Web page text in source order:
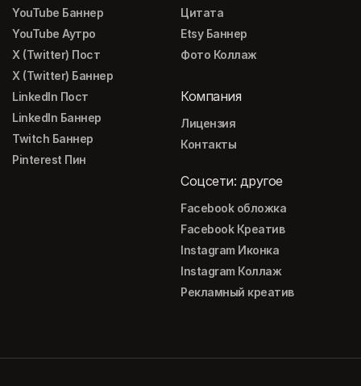
YouTube Баннер
YouTube Аутро
X (Twitter) Пост
X (Twitter) Баннер
LinkedIn Пост
LinkedIn Баннер
Twitch Баннер
Pinterest Пин
Цитата
Etsy Баннер
Фото Коллаж
Компания
Лицензия
Контакты
Соцсети: другое
Facebook обложка
Facebook Креатив
Instagram Иконка
Instagram Коллаж
Рекламный креатив